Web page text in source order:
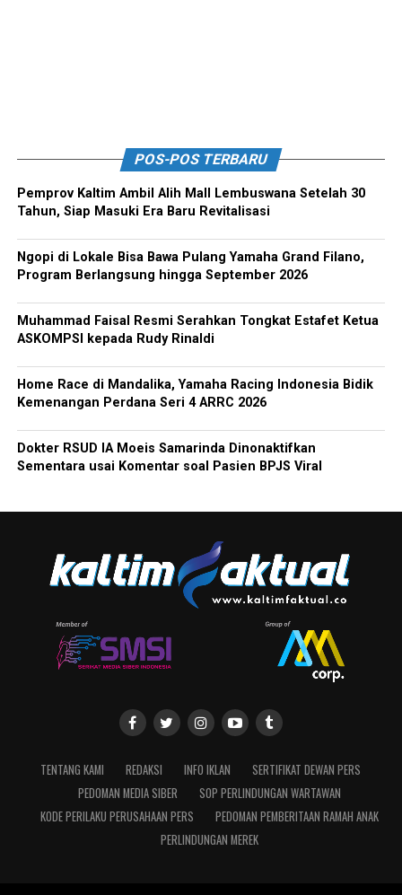
POS-POS TERBARU
Pemprov Kaltim Ambil Alih Mall Lembuswana Setelah 30
Tahun, Siap Masuki Era Baru Revitalisasi
Ngopi di Lokale Bisa Bawa Pulang Yamaha Grand Filano,
Program Berlangsung hingga September 2026
Muhammad Faisal Resmi Serahkan Tongkat Estafet Ketua
ASKOMPSI kepada Rudy Rinaldi
Home Race di Mandalika, Yamaha Racing Indonesia Bidik
Kemenangan Perdana Seri 4 ARRC 2026
Dokter RSUD IA Moeis Samarinda Dinonaktifkan
Sementara usai Komentar soal Pasien BPJS Viral
TENTANG KAMI REDAKSI INFO IKLAN
SERTIFIKAT DEWAN PERS
PEDOMAN MEDIA SIBER
SOP PERLINDUNGAN WARTAWAN
KODE PERILAKU PERUSAHAAN PERS
PEDOMAN PEMBERITAAN RAMAH ANAK
PERLINDUNGAN MEREK